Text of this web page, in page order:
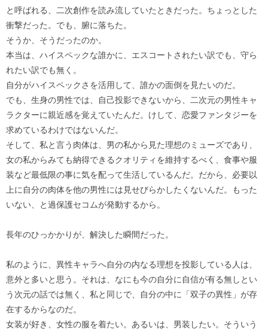
と呼ばれる、二次創作を読み流していたときだった。ちょっとした
衝撃だった。でも、腑に落ちた。
そうか、そうだったのか。
本当は、ハイスペックな誰かに、エスコートされたい訳でも、守ら
れたい訳でも無く。
自分がハイスペックさを活用して、誰かの面倒を見たいのだ。
でも、生身の男性では、自己投影できないから、二次元の男性キャ
ラクターに親近感を覚えていたんだ。けして、恋愛ファンタジーを
求めているわけではないんだ。
そして、私と言う肉体は、男の私から見た理想のミューズであり、
女の私からみても納得できるクオリティを維持するべく、食事や服
装など最低限の事に気を配って生活しているんだ。だから、必要以
上に自分の肉体を他の男性には見せびらかしたくないんだ。もった
いない、と過保護セコムが発動するから。
長年のひっかかりが、解決した瞬間だった。
私のように、異性キャラへ自分の内なる理想を投影している人は、
意外と多いと思う。それは、なにも今の自分に自信が有る無しとい
う次元の話では無く、私と同じで、自分の中に「双子の異性」が存
在するからなのだ。
女装が好き、女性の服を着たい。あるいは、男装したい。そういう